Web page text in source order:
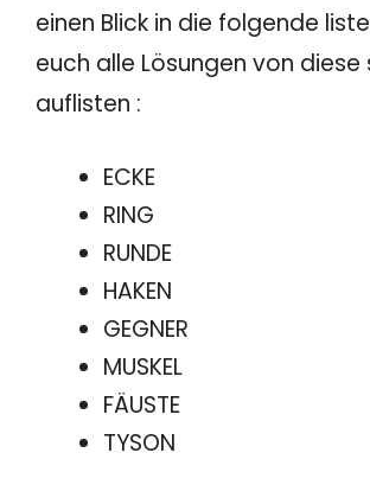
einen Blick in die folgende
euch alle Lösungen von diese
auflisten :
ECKE
RING
RUNDE
HAKEN
GEGNER
MUSKEL
FÄUSTE
TYSON